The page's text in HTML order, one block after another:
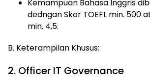
Kemampuan Bahasa Inggris
dedngan Skor TOEFL min. 500
min. 4,5.
B. Keterampilan Khusus:
2. Officer IT Governance